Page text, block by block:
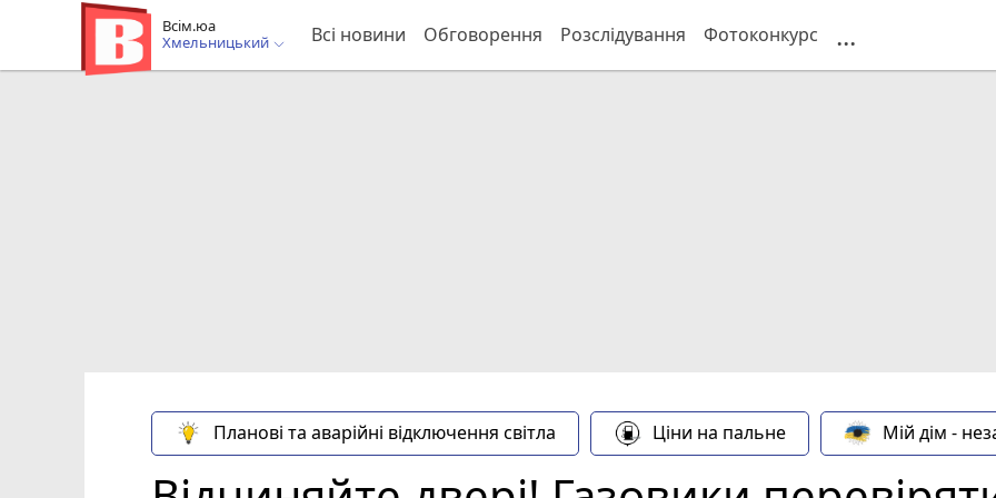
Всім.юа
Хмельницький
Всі новини Обговорення Розслідування Фотоконкурс ...
Планові та аварійні відключення світла Ціни на пальне Мій дім -